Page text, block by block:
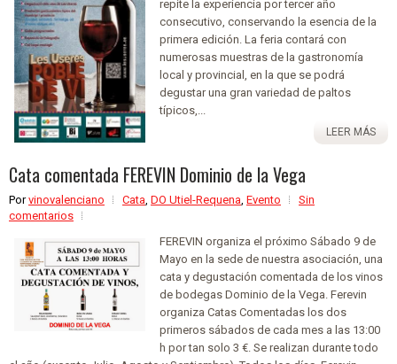
repite la experiencia por tercer año
consecutivo, conservando la esencia de la
primera edición. La feria contará con
numerosas muestras de la gastronomía
local y provincial, en la que se podrá
degustar una gran variedad de paltos
típicos,...
LEER MÁS
Cata comentada FEREVIN Dominio de la Vega
Porvinovalenciano Cata, DO Utiel-Requena, Evento
Sin
comentarios
FEREVIN organiza el próximo Sábado 9 de
Mayo en la sede de nuestra asociación, una
cata y degustación comentada de los vinos
de bodegas Dominio de la Vega. Ferevin
organiza Catas Comentadas los dos
primeros sábados de cada mes a las 13:00
h por tan solo 3 €. Se realizan durante todo